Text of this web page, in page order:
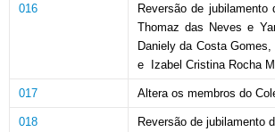
016
Reversão de
Thomaz das Neves e
Daniely da Costa
e Izabel Cristina Rocha
017 Altera os membros do
018 Reversão de jubilamento